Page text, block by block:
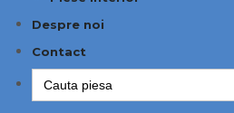
Despre noi
Contact
Search
for: